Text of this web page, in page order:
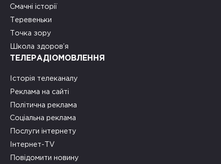
Смачні історії
Теревеньки
Точка зору
Школа здоров’я
ТЕЛЕРАДІОМОВЛЕННЯ
Історія телеканалу
Реклама на сайті
Політична реклама
Соціальна реклама
Послуги інтернету
Інтернет-TV
Повідомити новину